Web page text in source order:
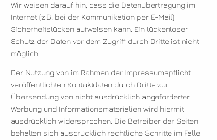
Wir weisen darauf hin, dass die Datenübertragung im
Internet (z.B. bei der Kommunikation per E-Mail)
Sicherheitslücken aufweisen kann. Ein lückenloser
Schutz der Daten vor dem Zugriff durch Dritte ist nicht
möglich.
Der Nutzung von im Rahmen der Impressumspflicht
veröffentlichten Kontaktdaten durch Dritte zur
Übersendung von nicht ausdrücklich angeforderter
Werbung und Informationsmaterialien wird hiermit
ausdrücklich widersprochen. Die Betreiber der Seiten
behalten sich ausdrücklich rechtliche Schritte im Falle